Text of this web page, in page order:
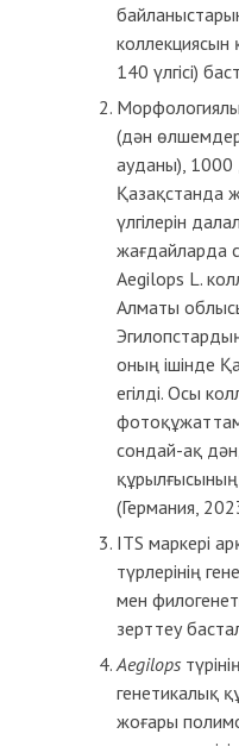
коллекциясын
140 үлгісі)
(дән
ауданы), 1000
Қазақстанда
үлгілерін
жағдайларда
Aegilops L.
Алматы
оның ішінде
егілді. Осы
сондай-ақ
(Германия,
ITS маркері
түрлерінің
мен
зерттеу
Aegilops
генетикалық
жоғары